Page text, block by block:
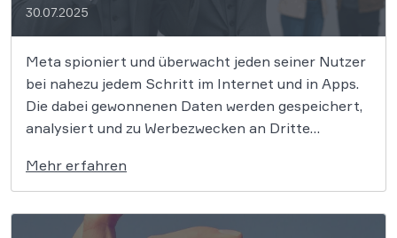
30.07.2025
Meta spioniert und überwacht jeden seiner Nutzer
bei nahezu jedem Schritt im Internet und in Apps.
Die dabei gewonnenen Daten werden gespeichert,
analysiert und zu Werbezwecken an Dritte
stellt einen massiven Verstoß gegen geltendes
Datenschutzrecht dar, wie inzwischen auch
zahlreiche Gerichtsurteile bestätigen. Gemeinsam
Mehr erfahren